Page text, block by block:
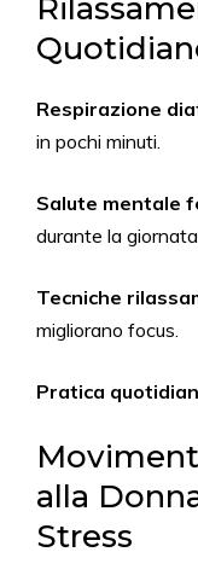
Respirazione
in pochi minuti.
Salute mentale
durante la
Tecniche
migliorano focus.
Pratica
alla
Stress